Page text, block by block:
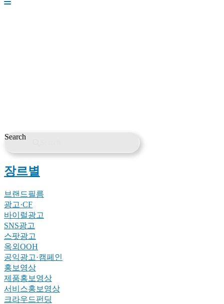
Search
장르별
브랜드필름
광고·CF
바이럴광고
SNS광고
스팟광고
옥외OOH
공익광고·캠페인
홍보영상
제품홍보영상
서비스홍보영상
크라우드펀딩